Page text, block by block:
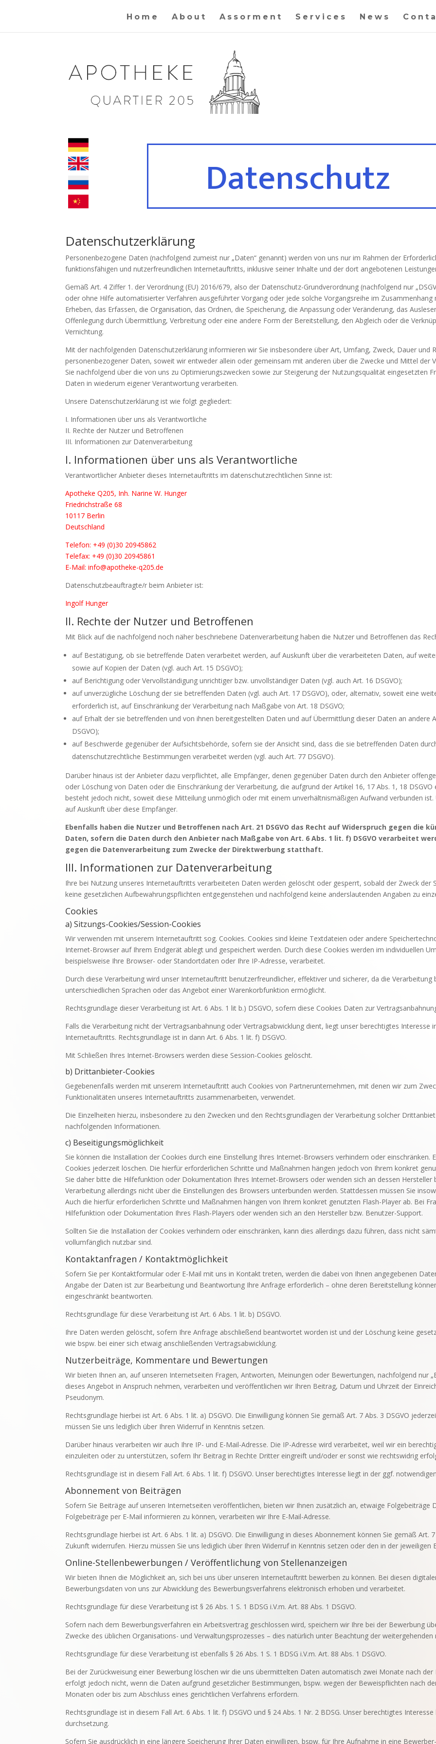
Home About Assorment Services News
Datenschutz
Datenschutzerklärung
Personenbezogene Daten (nachfolgend zumeist nur „Daten“ genannt) werden von uns nur im Rahmen der
funktionsfähigen und nutzerfreundlichen Internetauftritts, inklusive seiner Inhalte und der dort angebotenen
Gemäß Art. 4 Ziffer 1. der Verordnung (EU) 2016/679, also der Datenschutz-Grundverordnung (nachfolgend nur
oder ohne Hilfe automatisierter Verfahren ausgeführter Vorgang oder jede solche Vorgangsreihe im
Erheben, das Erfassen, die Organisation, das Ordnen, die Speicherung, die Anpassung oder Veränderung, das
Offenlegung durch Übermittlung, Verbreitung oder eine andere Form der Bereitstellung, den Abgleich oder die
Vernichtung.
Mit der nachfolgenden Datenschutzerklärung informieren wir Sie insbesondere über Art, Umfang, Zweck, Dauer und
personenbezogener Daten, soweit wir entweder allein oder gemeinsam mit anderen über die Zwecke und Mittel der
Sie nachfolgend über die von uns zu Optimierungszwecken sowie zur Steigerung der Nutzungsqualität eingesetzten
Daten in wiederum eigener Verantwortung verarbeiten.
Unsere Datenschutzerklärung ist wie folgt gegliedert:
I. Informationen über uns als Verantwortliche
II. Rechte der Nutzer und Betroffenen
III. Informationen zur Datenverarbeitung
I. Informationen über uns als Verantwortliche
Verantwortlicher Anbieter dieses Internetauftritts im datenschutzrechtlichen Sinne ist:
Apotheke Q205, Inh. Narine W. Hunger
Friedrichstraße 68
10117 Berlin
Deutschland
Telefon: +49 (0)30 20945862
Telefax: +49 (0)30 20945861
E-Mail: info@apotheke-q205.de
Datenschutzbeauftragte/r beim Anbieter ist:
Ingolf Hunger
II. Rechte der Nutzer und Betroffenen
Mit Blick auf die nachfolgend noch näher beschriebene Datenverarbeitung haben die Nutzer und Betroffenen das
auf Bestätigung, ob sie betreffende Daten verarbeitet werden, auf Auskunft über die verarbeiteten Daten, auf
sowie auf Kopien der Daten (vgl. auch Art. 15 DSGVO);
auf Berichtigung oder Vervollständigung unrichtiger bzw. unvollständiger Daten (vgl. auch Art. 16 DSGVO);
auf unverzügliche Löschung der sie betreffenden Daten (vgl. auch Art. 17 DSGVO), oder, alternativ, soweit eine
erforderlich ist, auf Einschränkung der Verarbeitung nach Maßgabe von Art. 18 DSGVO;
auf Erhalt der sie betreffenden und von ihnen bereitgestellten Daten und auf Übermittlung dieser Daten an andere
DSGVO);
auf Beschwerde gegenüber der Aufsichtsbehörde, sofern sie der Ansicht sind, dass die sie betreffenden Daten
datenschutzrechtliche Bestimmungen verarbeitet werden (vgl. auch Art. 77 DSGVO).
Darüber hinaus ist der Anbieter dazu verpflichtet, alle Empfänger, denen gegenüber Daten durch den Anbieter
oder Löschung von Daten oder die Einschränkung der Verarbeitung, die aufgrund der Artikel 16, 17 Abs. 1, 18
besteht jedoch nicht, soweit diese Mitteilung unmöglich oder mit einem unverhältnismäßigen Aufwand verbunden
auf Auskunft über diese Empfänger.
Ebenfalls haben die Nutzer und Betroffenen nach Art. 21 DSGVO das Recht auf Widerspruch gegen die
Daten, sofern die Daten durch den Anbieter nach Maßgabe von Art. 6 Abs. 1 lit. f) DSGVO verarbeitet
gegen die Datenverarbeitung zum Zwecke der Direktwerbung statthaft.
III. Informationen zur Datenverarbeitung
Ihre bei Nutzung unseres Internetauftritts verarbeiteten Daten werden gelöscht oder gesperrt, sobald der Zweck der
keine gesetzlichen Aufbewahrungspflichten entgegenstehen und nachfolgend keine anderslautenden Angaben zu
Cookies
a) Sitzungs-Cookies/Session-Cookies
Wir verwenden mit unserem Internetauftritt sog. Cookies. Cookies sind kleine Textdateien oder andere
Internet-Browser auf Ihrem Endgerät ablegt und gespeichert werden. Durch diese Cookies werden im individuellen
beispielsweise Ihre Browser- oder Standortdaten oder Ihre IP-Adresse, verarbeitet.
Durch diese Verarbeitung wird unser Internetauftritt benutzerfreundlicher, effektiver und sicherer, da die
unterschiedlichen Sprachen oder das Angebot einer Warenkorbfunktion ermöglicht.
Rechtsgrundlage dieser Verarbeitung ist Art. 6 Abs. 1 lit b.) DSGVO, sofern diese Cookies Daten zur
Falls die Verarbeitung nicht der Vertragsanbahnung oder Vertragsabwicklung dient, liegt unser berechtigtes Interesse
Internetauftritts. Rechtsgrundlage ist in dann Art. 6 Abs. 1 lit. f) DSGVO.
Mit Schließen Ihres Internet-Browsers werden diese Session-Cookies gelöscht.
b) Drittanbieter-Cookies
Gegebenenfalls werden mit unserem Internetauftritt auch Cookies von Partnerunternehmen, mit denen wir zum
Funktionalitäten unseres Internetauftritts zusammenarbeiten, verwendet.
Die Einzelheiten hierzu, insbesondere zu den Zwecken und den Rechtsgrundlagen der Verarbeitung solcher
nachfolgenden Informationen.
c) Beseitigungsmöglichkeit
Sie können die Installation der Cookies durch eine Einstellung Ihres Internet-Browsers verhindern oder einschränken.
Cookies jederzeit löschen. Die hierfür erforderlichen Schritte und Maßnahmen hängen jedoch von Ihrem konkret
Sie daher bitte die Hilfefunktion oder Dokumentation Ihres Internet-Browsers oder wenden sich an dessen Hersteller
Verarbeitung allerdings nicht über die Einstellungen des Browsers unterbunden werden. Stattdessen müssen Sie
Auch die hierfür erforderlichen Schritte und Maßnahmen hängen von Ihrem konkret genutzten Flash-Player ab. Bei
Hilfefunktion oder Dokumentation Ihres Flash-Players oder wenden sich an den Hersteller bzw. Benutzer-Support.
Sollten Sie die Installation der Cookies verhindern oder einschränken, kann dies allerdings dazu führen, dass nicht
vollumfänglich nutzbar sind.
Kontaktanfragen / Kontaktmöglichkeit
Sofern Sie per Kontaktformular oder E-Mail mit uns in Kontakt treten, werden die dabei von Ihnen angegebenen
Angabe der Daten ist zur Bearbeitung und Beantwortung Ihre Anfrage erforderlich – ohne deren Bereitstellung
eingeschränkt beantworten.
Rechtsgrundlage für diese Verarbeitung ist Art. 6 Abs. 1 lit. b) DSGVO.
Ihre Daten werden gelöscht, sofern Ihre Anfrage abschließend beantwortet worden ist und der Löschung keine
wie bspw. bei einer sich etwaig anschließenden Vertragsabwicklung.
Nutzerbeiträge, Kommentare und Bewertungen
Wir bieten Ihnen an, auf unseren Internetseiten Fragen, Antworten, Meinungen oder Bewertungen, nachfolgend nur
dieses Angebot in Anspruch nehmen, verarbeiten und veröffentlichen wir Ihren Beitrag, Datum und Uhrzeit der
Pseudonym.
Rechtsgrundlage hierbei ist Art. 6 Abs. 1 lit. a) DSGVO. Die Einwilligung können Sie gemäß Art. 7 Abs. 3 DSGVO
müssen Sie uns lediglich über Ihren Widerruf in Kenntnis setzen.
Darüber hinaus verarbeiten wir auch Ihre IP- und E-Mail-Adresse. Die IP-Adresse wird verarbeitet, weil wir ein
einzuleiten oder zu unterstützen, sofern Ihr Beitrag in Rechte Dritter eingreift und/oder er sonst wie rechtswidrig
Rechtsgrundlage ist in diesem Fall Art. 6 Abs. 1 lit. f) DSGVO. Unser berechtigtes Interesse liegt in der ggf.
Abonnement von Beiträgen
Sofern Sie Beiträge auf unseren Internetseiten veröffentlichen, bieten wir Ihnen zusätzlich an, etwaige Folgebeiträge
Folgebeiträge per E-Mail informieren zu können, verarbeiten wir Ihre E-Mail-Adresse.
Rechtsgrundlage hierbei ist Art. 6 Abs. 1 lit. a) DSGVO. Die Einwilligung in dieses Abonnement können Sie gemäß Art.
Zukunft widerrufen. Hierzu müssen Sie uns lediglich über Ihren Widerruf in Kenntnis setzen oder den in der
Online-Stellenbewerbungen / Veröffentlichung von Stellenanzeigen
Wir bieten Ihnen die Möglichkeit an, sich bei uns über unseren Internetauftritt bewerben zu können. Bei diesen
Bewerbungsdaten von uns zur Abwicklung des Bewerbungsverfahrens elektronisch erhoben und verarbeitet.
Rechtsgrundlage für diese Verarbeitung ist § 26 Abs. 1 S. 1 BDSG i.V.m. Art. 88 Abs. 1 DSGVO.
Sofern nach dem Bewerbungsverfahren ein Arbeitsvertrag geschlossen wird, speichern wir Ihre bei der Bewerbung
Zwecke des üblichen Organisations- und Verwaltungsprozesses – dies natürlich unter Beachtung der
Rechtsgrundlage für diese Verarbeitung ist ebenfalls § 26 Abs. 1 S. 1 BDSG i.V.m. Art. 88 Abs. 1 DSGVO.
Bei der Zurückweisung einer Bewerbung löschen wir die uns übermittelten Daten automatisch zwei Monate nach
erfolgt jedoch nicht, wenn die Daten aufgrund gesetzlicher Bestimmungen, bspw. wegen der Beweispflichten nach
Monaten oder bis zum Abschluss eines gerichtlichen Verfahrens erfordern.
Rechtsgrundlage ist in diesem Fall Art. 6 Abs. 1 lit. f) DSGVO und § 24 Abs. 1 Nr. 2 BDSG. Unser berechtigtes
durchsetzung.
Sofern Sie ausdrücklich in eine längere Speicherung Ihrer Daten einwilligen, bspw. für Ihre Aufnahme in eine